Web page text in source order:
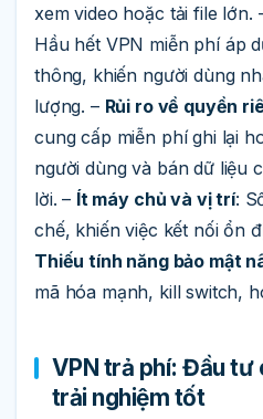
xem video hoặc tải file lớn.
Hầu hết VPN miễn phí áp
thông, khiến người dùng
lượng. – Rủi ro về quyền
cung cấp miễn phí ghi lại
người dùng và bán dữ liệu
lời. – Ít máy chủ và vị trí:
chế, khiến việc kết nối ổn
Thiếu tính năng bảo mật
mã hóa mạnh, kill switch,
VPN trả phí: Đầu tư
trải nghiệm tốt